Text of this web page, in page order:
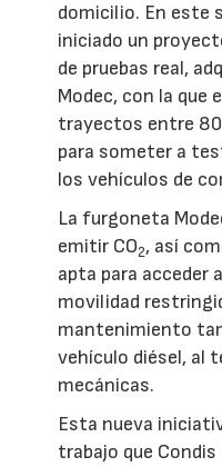
domicilio. En este
iniciado un
de pruebas real,
Modec, con la que
trayectos entre
para someter a
los vehículos de
La furgoneta
emitir CO2, así
apta para acceder
movilidad
mantenimiento
vehículo diésel, al
mecánicas.
Esta nueva
trabajo que